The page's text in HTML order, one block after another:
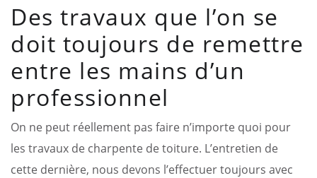
Des travaux que l’on se
doit toujours de remettre
entre les mains d’un
professionnel
On ne peut réellement pas faire n’importe quoi pour
les travaux de charpente de toiture. L’entretien de
cette dernière, nous devons l’effectuer toujours avec